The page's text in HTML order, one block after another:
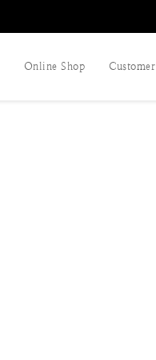
Online Shop